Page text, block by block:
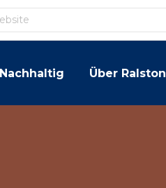
Nachhaltig Über Ralston